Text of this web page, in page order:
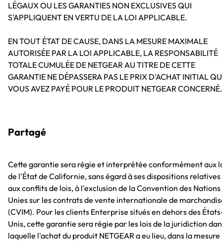
LÉGAUX OU LES GARANTIES NON EXCLUSIVES QUI
S'APPLIQUENT EN VERTU DE LA LOI APPLICABLE.
EN TOUT ÉTAT DE CAUSE, DANS LA MESURE MAXIMALE
AUTORISÉE PAR LA LOI APPLICABLE, LA RESPONSABILITÉ
TOTALE CUMULÉE DE NETGEAR AU TITRE DE CETTE
GARANTIE NE DÉPASSERA PAS LE PRIX D'ACHAT INITIAL
VOUS AVEZ PAYÉ POUR LE PRODUIT NETGEAR CONCERNÉ.
Partagé
Cette garantie sera régie et interprétée conformément aux
de l'État de Californie, sans égard à ses dispositions relatives
aux conflits de lois, à l'exclusion de la Convention des Nations
Unies sur les contrats de vente internationale de
(CVIM). Pour les clients Enterprise situés en dehors des
Unis, cette garantie sera régie par les lois de la juridiction
laquelle l'achat du produit NETGEAR a eu lieu, dans la mesure